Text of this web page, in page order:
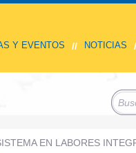
Y EVENTOS // NOTICIAS
EN LABORES